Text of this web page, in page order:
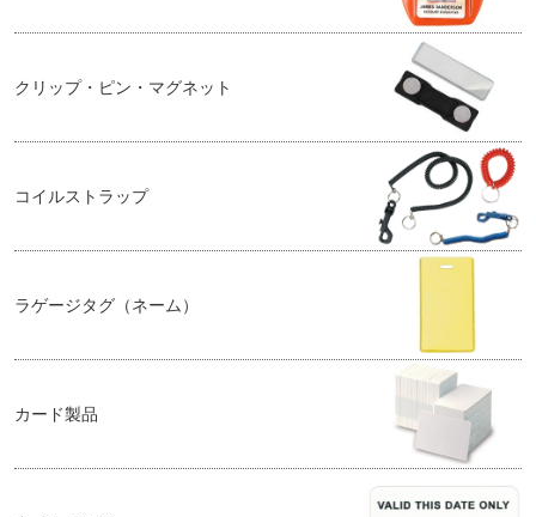
クリップ・ピン・マグネット
コイルストラップ
ラゲージタグ（ネーム）
カード製品